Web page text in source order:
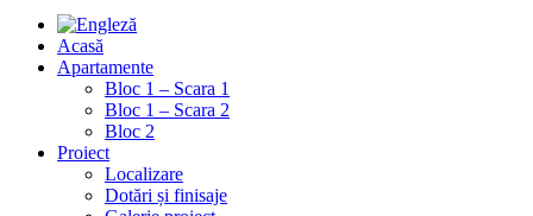
Acasă
Apartamente
Bloc 1 – Scara 1
Bloc 1 – Scara 2
Bloc 2
Proiect
Localizare
Dotări și finisaje